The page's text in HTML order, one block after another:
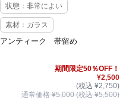
状態：非常によい
素材：ガラス
アンティーク 帯留め
期間限定50％OFF！
¥2,500
(税込 ¥2,750)
通常価格 ¥5,000 (税込 ¥5,500)